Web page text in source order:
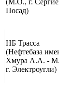
Посад)
НБ Трасса
(Нефтебаза
Хмура А.А. -
г. Электроугли)